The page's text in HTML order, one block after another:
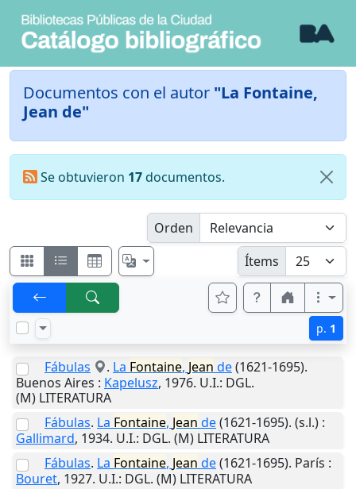
Documentos con el autor "La Fontaine,
Jean de"
Se obtuvieron 17documentos.
Orden
Ítems
p. 1
Fábulas . La Fontaine, Jean de(1621-1695).
Buenos Aires : Kapelusz, 1976. U.I.: DGL.
(M) LITERATURA
Fábulas. La Fontaine, Jean de(1621-1695). (s.l.) :
Gallimard, 1934. U.I.: DGL. (M) LITERATURA
Fábulas. La Fontaine, Jean de(1621-1695). París :
Bouret, 1927. U.I.: DGL. (M) LITERATURA